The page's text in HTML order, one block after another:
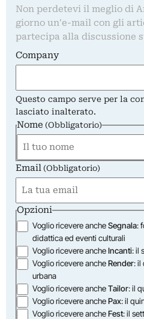
Non perdetevi il meglio di
giorno un'e-mail con gli
partecipa alla discussione
Company
Questo campo serve per la
lasciato inalterato.
Nome (Obbligatorio)
Nome
Email (Obbligatorio)
Opzioni
Voglio ricevere ancheSegnala:
didattica ed eventi culturali
Voglio ricevere ancheIncanti: il
Voglio ricevere ancheRender: il
urbana
Voglio ricevere ancheTailor: il
Voglio ricevere anchePax: il
Voglio ricevere ancheFest: il